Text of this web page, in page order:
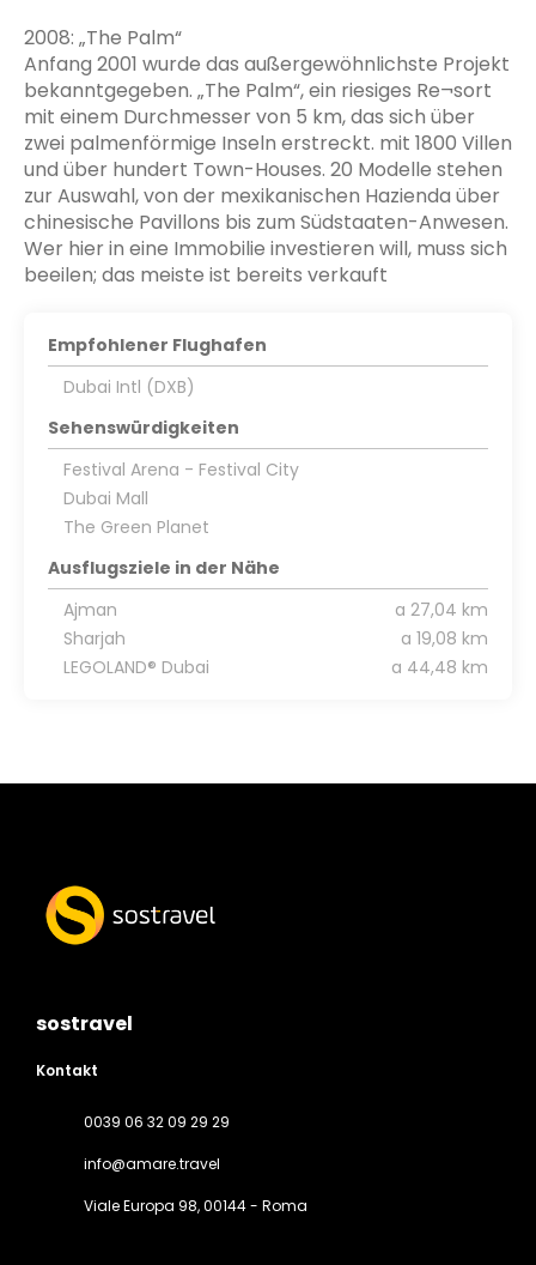
2008: „The Palm“
Anfang 2001 wurde das außergewöhnlichste Projekt
bekanntgegeben. „The Palm“, ein riesiges Re¬sort
mit einem Durchmesser von 5 km, das sich über
zwei palmenförmige Inseln erstreckt. mit 1800 Villen
und über hundert Town-Houses. 20 Modelle stehen
zur Auswahl, von der mexikanischen Hazienda über
chinesische Pavillons bis zum Südstaaten-Anwesen.
Wer hier in eine Immobilie investieren will, muss sich
Empfohlener Flughafen
Dubai Intl (DXB)
Sehenswürdigkeiten
Festival Arena - Festival City
Dubai Mall
The Green Planet
Ausflugsziele in der Nähe
Ajman
a 27,04 km
Sharjah
a 19,08 km
LEGOLAND® Dubai
a 44,48 km
sostravel
Kontakt
0039 06 32 09 29 29
info@amare.travel
Viale Europa 98, 00144 - Roma